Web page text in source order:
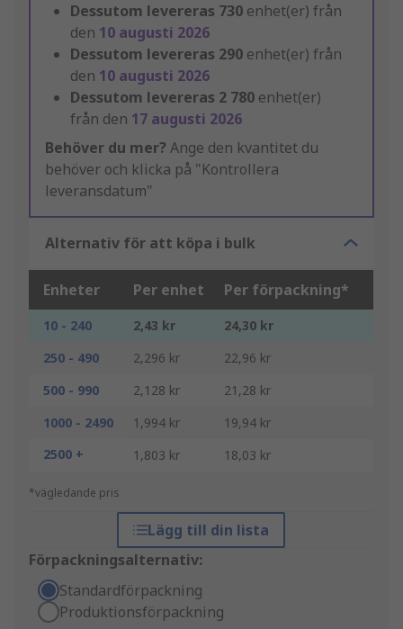
Dessutom levereras 730 enhet(er) från
den 10 augusti 2026
Dessutom levereras 290 enhet(er) från
den 10 augusti 2026
Dessutom levereras 2 780 enhet(er)
från den 17 augusti 2026
Behöver du mer? Ange den kvantitet du
behöver och klicka på "Kontrollera
leveransdatum"
Alternativ för att köpa i bulk
Enheter Per enhet Per förpackning*
10 - 240 2,43 kr
24,30 kr
250 - 490
2,296 kr
22,96 kr
500 - 990
2,128 kr
21,28 kr
1000 - 2490
1,994 kr
19,94 kr
2500 +
1,803 kr 18,03 kr
*vägledande pris
Lägg till din lista
Förpackningsalternativ:
Standardförpackning
Produktionsförpackning